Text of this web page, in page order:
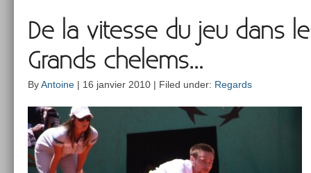
De la vitesse du jeu dans
Grands chelems…
ByAntoine | 16 janvier 2010 | Filed under: Regards